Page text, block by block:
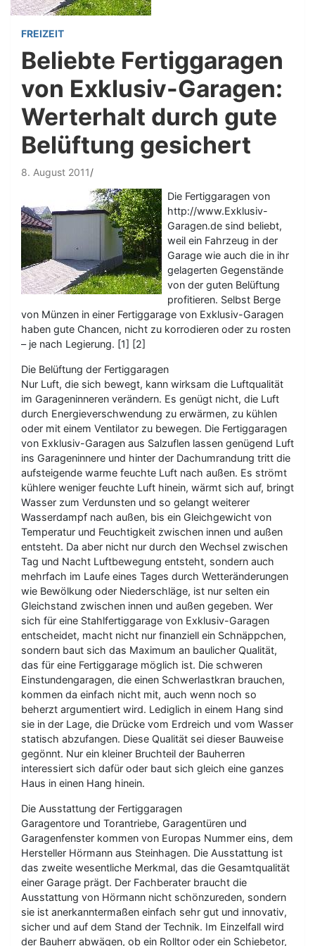
FREIZEIT
Beliebte Fertiggaragen
von Exklusiv-Garagen:
Werterhalt durch gute
Belüftung gesichert
8. August 2011
Die Fertiggaragen von
http://www.Exklusiv-
Garagen.de sind beliebt,
weil ein Fahrzeug in der
Garage wie auch die in ihr
gelagerten Gegenstände
von der guten Belüftung
profitieren. Selbst Berge
von Münzen in einer Fertiggarage von Exklusiv-Garagen
haben gute Chancen, nicht zu korrodieren oder zu rosten
– je nach Legierung. [1] [2]
Die Belüftung der Fertiggaragen
Nur Luft, die sich bewegt, kann wirksam die Luftqualität
im Garageninneren verändern. Es genügt nicht, die Luft
durch Energieverschwendung zu erwärmen, zu kühlen
oder mit einem Ventilator zu bewegen. Die Fertiggaragen
von Exklusiv-Garagen aus Salzuflen lassen genügend Luft
ins Garageninnere und hinter der Dachumrandung tritt die
aufsteigende warme feuchte Luft nach außen. Es strömt
kühlere weniger feuchte Luft hinein, wärmt sich auf, bringt
Wasser zum Verdunsten und so gelangt weiterer
Wasserdampf nach außen, bis ein Gleichgewicht von
Temperatur und Feuchtigkeit zwischen innen und außen
entsteht. Da aber nicht nur durch den Wechsel zwischen
Tag und Nacht Luftbewegung entsteht, sondern auch
mehrfach im Laufe eines Tages durch Wetteränderungen
wie Bewölkung oder Niederschläge, ist nur selten ein
Gleichstand zwischen innen und außen gegeben. Wer
sich für eine Stahlfertiggarage von Exklusiv-Garagen
entscheidet, macht nicht nur finanziell ein Schnäppchen,
sondern baut sich das Maximum an baulicher Qualität,
das für eine Fertiggarage möglich ist. Die schweren
Einstundengaragen, die einen Schwerlastkran brauchen,
kommen da einfach nicht mit, auch wenn noch so
beherzt argumentiert wird. Lediglich in einem Hang sind
sie in der Lage, die Drücke vom Erdreich und vom Wasser
statisch abzufangen. Diese Qualität sei dieser Bauweise
gegönnt. Nur ein kleiner Bruchteil der Bauherren
interessiert sich dafür oder baut sich gleich eine ganzes
Haus in einen Hang hinein.
Die Ausstattung der Fertiggaragen
Garagentore und Torantriebe, Garagentüren und
Garagenfenster kommen von Europas Nummer eins, dem
Hersteller Hörmann aus Steinhagen. Die Ausstattung ist
das zweite wesentliche Merkmal, das die Gesamtqualität
einer Garage prägt. Der Fachberater braucht die
Ausstattung von Hörmann nicht schönzureden, sondern
sie ist anerkanntermaßen einfach sehr gut und innovativ,
sicher und auf dem Stand der Technik. Im Einzelfall wird
der Bauherr abwägen, ob ein Rolltor oder ein Schiebetor,